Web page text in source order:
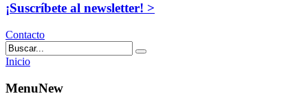
¡Suscríbete al newsletter! >
Contacto
Inicio
MenuNew